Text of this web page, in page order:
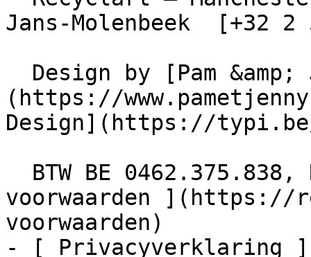
Jans-Molenbeek  [+32
(https://
Design](https://
voorwaarden ](https://
voorwaarden)
- [ Privacyverklaring ]